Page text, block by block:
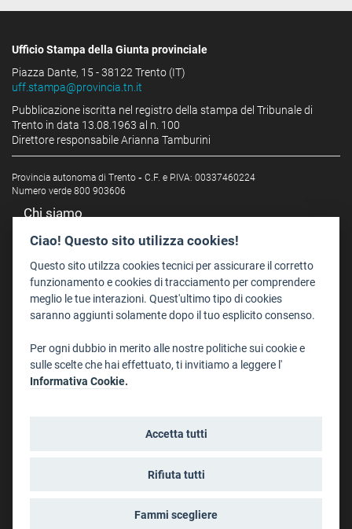
Ufficio Stampa della Giunta provinciale
Piazza Dante, 15 - 38122 Trento (IT)
uff.stampa@provincia.tn.it
Pubblicazione iscritta nel registro della stampa del Tribunale di
Trento in data 13.08.1963 al n. 100
Direttore responsabile Arianna Tamburini
Provincia autonoma di Trento - C.F. e P.IVA: 00337460224
Numero verde 800 903606
Chi siamo
Redazione
Staff
Format - Centro Audiovisivi
Trentino Film Commission
Dove Siamo
Struttura di riferimento
Ciao! Questo sito utilizza cookies!
Questo sito utilzza cookies tecnici per assicurare il corretto
funzionamento e cookies di tracciamento per comprendere
meglio le tue interazioni. Quest'ultimo tipo di cookies
saranno aggiunti solamente dopo il tuo esplicito consenso.
Per ogni dubbio in merito alle nostre politiche sui cookie e
sulle scelte che hai effettuato, ti invitiamo a leggere l'
Informativa Cookie.
Accetta tutti
Rifiuta tutti
Fammi scegliere